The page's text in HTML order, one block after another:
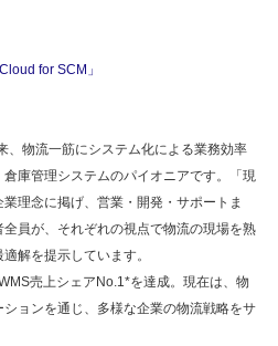
for SCM」
、物流一筋にシステム化による業務効率
庫管理システムのパイオニアです。「現
理念に掲げ、営業・開発・サポートま
員が、それぞれの視点で物流の現場を熟
解を提示しています。
売上シェアNo.1*を達成。現在は、物
ョンを通じ、多様な企業の物流戦略をサ